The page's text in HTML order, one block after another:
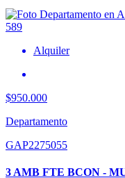
Alquiler
$950.000
Departamento
GAP2275055
3 AMB FTE BCON -